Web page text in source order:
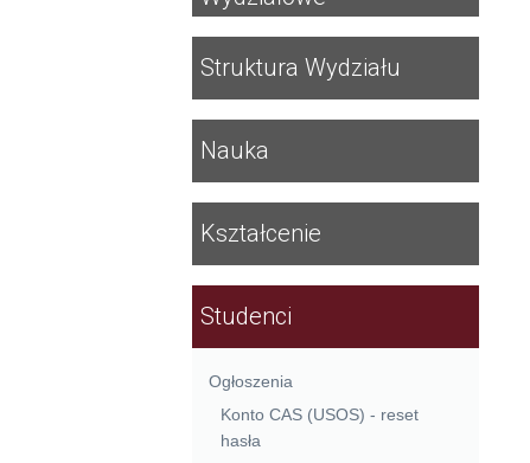
Struktura Wydziału
Nauka
Kształcenie
Studenci
Ogłoszenia
Konto CAS (USOS) - reset
hasła